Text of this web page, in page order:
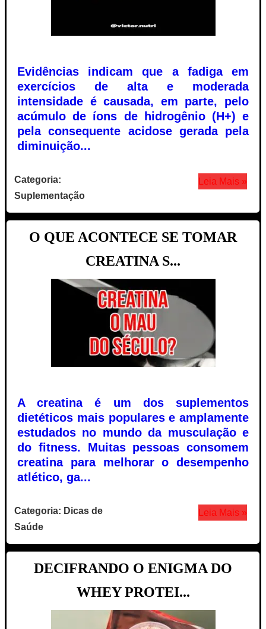
Evidências indicam que a fadiga em
exercícios de alta e moderada
intensidade é causada, em parte, pelo
acúmulo de íons de hidrogênio (H+) e
pela consequente acidose gerada pela
diminuição...
Categoria:
Suplementação
Leia Mais »
O QUE ACONTECE SE TOMAR
CREATINA S...
A creatina é um dos suplementos
dietéticos mais populares e amplamente
estudados no mundo da musculação e
do fitness. Muitas pessoas consomem
creatina para melhorar o desempenho
atlético, ga...
Categoria: Dicas de
Saúde
Leia Mais »
DECIFRANDO O ENIGMA DO
WHEY PROTEI...